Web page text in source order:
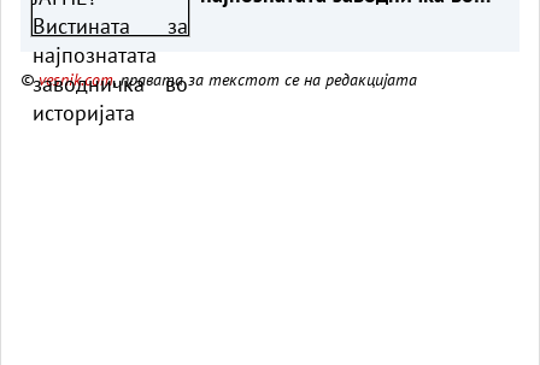
©vesnik.com, правата за текстот се на редакцијата